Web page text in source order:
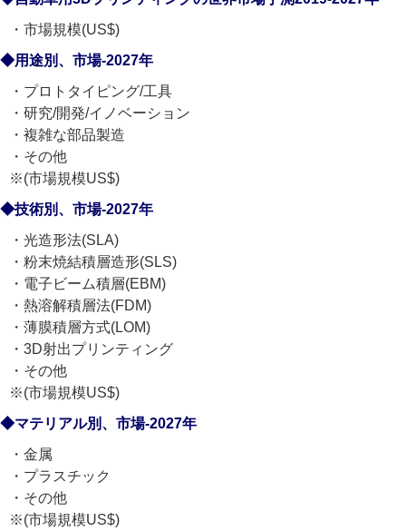
・市場規模(US$)
◆用途別、市場-2027年
・プロトタイピング/工具
・研究/開発/イノベーション
・複雑な部品製造
・その他
※(市場規模US$)
◆技術別、市場-2027年
・光造形法(SLA)
・粉末焼結積層造形(SLS)
・電子ビーム積層(EBM)
・熱溶解積層法(FDM)
・薄膜積層方式(LOM)
・3D射出プリンティング
・その他
※(市場規模US$)
◆マテリアル別、市場-2027年
・金属
・プラスチック
・その他
※(市場規模US$)